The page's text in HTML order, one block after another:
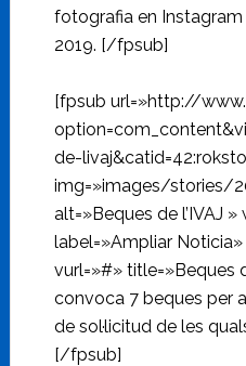
fotografia en Instagram
2019. [/fpsub]
[fpsub url=»http://
de-
img=»images/stories/
alt=»Beques de l’IVAJ »
label=»Ampliar
vurl=»#» title=»Beques
convoca 7 beques per
de sol·licitud de les
[/fpsub]